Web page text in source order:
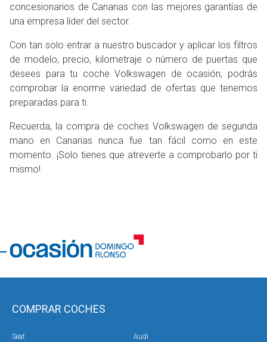
concesionarios de Canarias con las mejores garantías de
una empresa líder del sector.
Con tan solo entrar a nuestro buscador y aplicar los filtros
de modelo, precio, kilometraje o número de puertas que
desees para tu coche Volkswagen de ocasión, podrás
comprobar la enorme variedad de ofertas que tenemos
preparadas para ti.
Recuerda, la compra de coches Volkswagen de segunda
mano en Canarias nunca fue tan fácil como en este
momento. ¡Solo tienes que atreverte a comprobarlo por ti
mismo!
COMPRAR COCHES
Seat Audi